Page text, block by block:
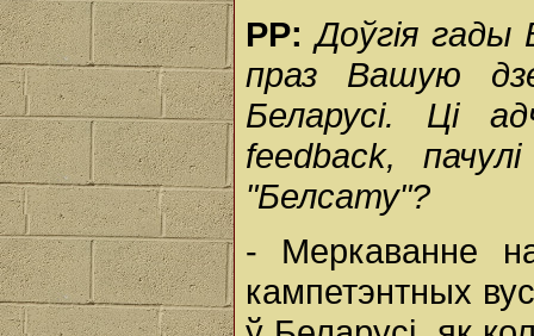
РР: Доўгія гады
праз Вашую
Беларусі. Ці
feedback,
"Белсату"?
- Меркаванне
кампетэнтных